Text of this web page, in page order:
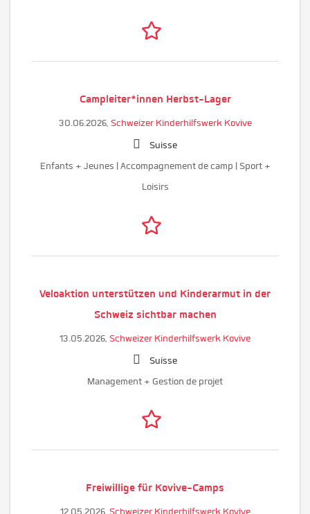
Campleiter*innen Herbst-Lager
30.06.2026, Schweizer Kinderhilfswerk Kovive
Suisse
Enfants + Jeunes | Accompagnement de camp | Sport +
Loisirs
Veloaktion unterstützen und Kinderarmut in der
Schweiz sichtbar machen
13.05.2026, Schweizer Kinderhilfswerk Kovive
Suisse
Management + Gestion de projet
Freiwillige für Kovive-Camps
12.05.2026, Schweizer Kinderhilfswerk Kovive